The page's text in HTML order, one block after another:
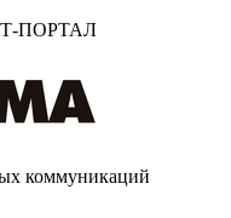
ПОРТАЛ
коммуникаций